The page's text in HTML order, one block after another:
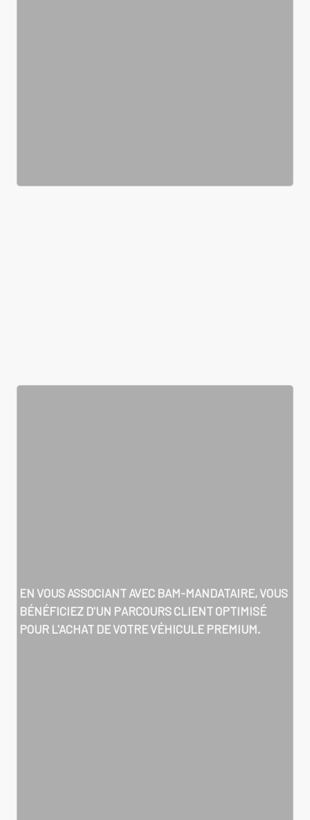
EN VOUS ASSOCIANT AVEC BAM-MANDATAIRE, VOUS
BÉNÉFICIEZ D'UN PARCOURS CLIENT OPTIMISÉ
POUR L'ACHAT DE VOTRE VÉHICULE PREMIUM.